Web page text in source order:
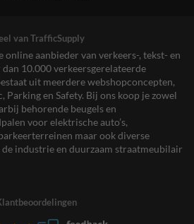
van TrafficSupply
online aanbieder van verkeers-, tekst- en
10.000 verkeersgerelateerde
uit meerdere webshopconcepten,
Parking en Safety. Bij ons koop je zowel
behorende beugels en
voor elektrische auto’s,
maar ook diverse
industrie en duurzaam straatmeubilair